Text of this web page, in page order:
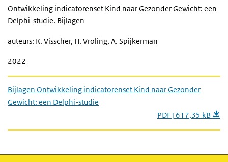
Ontwikkeling indicatorenset Kind naar Gezonder Gewicht: een
Delphi-studie. Bijlagen
auteurs: K. Visscher, H. Vroling, A. Spijkerman
2022
Bijlagen Ontwikkeling indicatorenset Kind naar Gezonder
Gewicht: een Delphi-studie
PDF | 617,35 kB